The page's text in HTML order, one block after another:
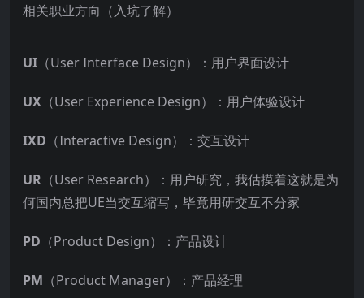
相关职业方向（入坑了解）
UI （User Interface Design）：用户界面设计
UX （User Experience Design）：用户体验设计
IXD （Interactive Design）：交互设计
UR （User Research）：用户研究，我估摸着这就是为
何国内总把UE当交互缩写，毕竟用研交互不分家
PD （Product Design）：产品设计
PM （Product Manager）：产品经理